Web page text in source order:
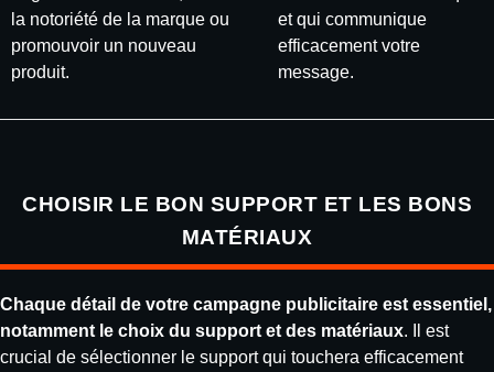
la notoriété de la marque ou
promouvoir un nouveau
produit.
et qui communique
efficacement votre
message.
CHOISIR LE BON SUPPORT ET LES BONS
MATÉRIAUX
Chaque détail de votre campagne publicitaire est essentiel,
notamment le choix du support et des matériaux. Il est
crucial de sélectionner le support qui touchera efficacement